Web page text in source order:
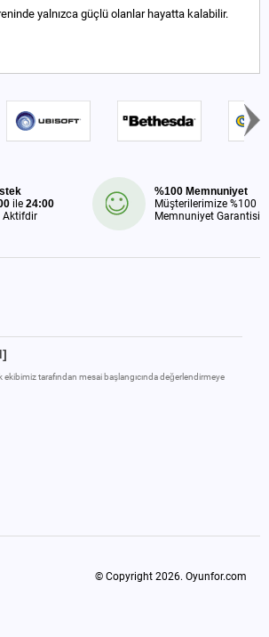
yalnızca güçlü olanlar hayatta kalabilir.
ile24:00
Aktifdir
%100 Memnuniyet
Müşterilerimize %100
Memnuniyet Garantisi
tarafından mesai başlangıcında değerlendirmeye
© Copyright 2026. Oyunfor.com